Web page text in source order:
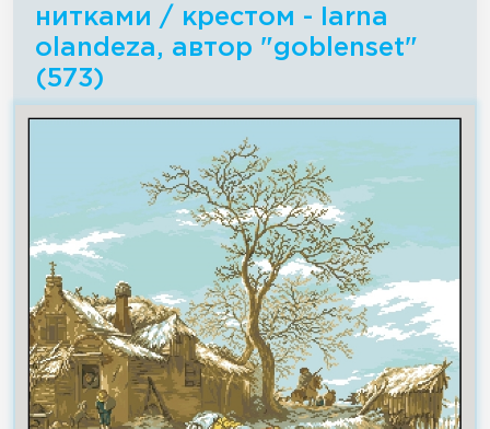
нитками / крестом - Iarna
olandeza, автор "goblenset"
(573)